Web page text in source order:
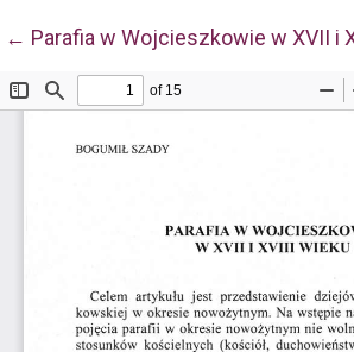
← Wróć do szczegółów artykułu
Parafia w Wojcieszkowie w XVII i